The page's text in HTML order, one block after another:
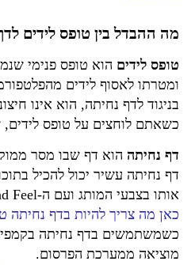
מה ההבדל בין טופס לידים
טופס לידים הוא טופס פנימי
ומטרתו לאסוף לידים
בניגוד לדף נחיתה, הוא אינו
כשאתם לוחצים על טופס
דף נחיתה הוא דף שבו מסר
דף נחיתה עשיר יכול להכיל
אותו בצבעי המותג ועם ה-Look and Feel של המותג.
כאן מה צריך להיות בדף נחיתה
כשמשתמשים בדף נחיתה
מוציאה ממערכת הפרסום.